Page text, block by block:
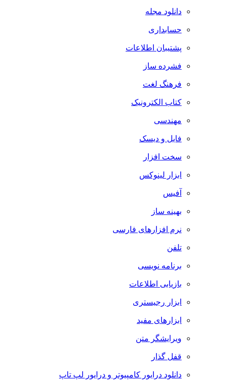
دانلود مجله
حسابداری
پشتیبان اطلاعات
فشرده ساز
فرهنگ لغت
کتاب الکترونیک
مهندسی
فایل و دیسک
سخت افزار
ابزار لینوکس
بهینه ساز
نرم افزارهای فارسی
برنامه نویسی
بازیابی اطلاعات
ابزار رجیستری
ابزارهای مفید
ویرایشگر متن
قفل گذار
دانلود درایور کامپیوتر و درایور لپ تاپ